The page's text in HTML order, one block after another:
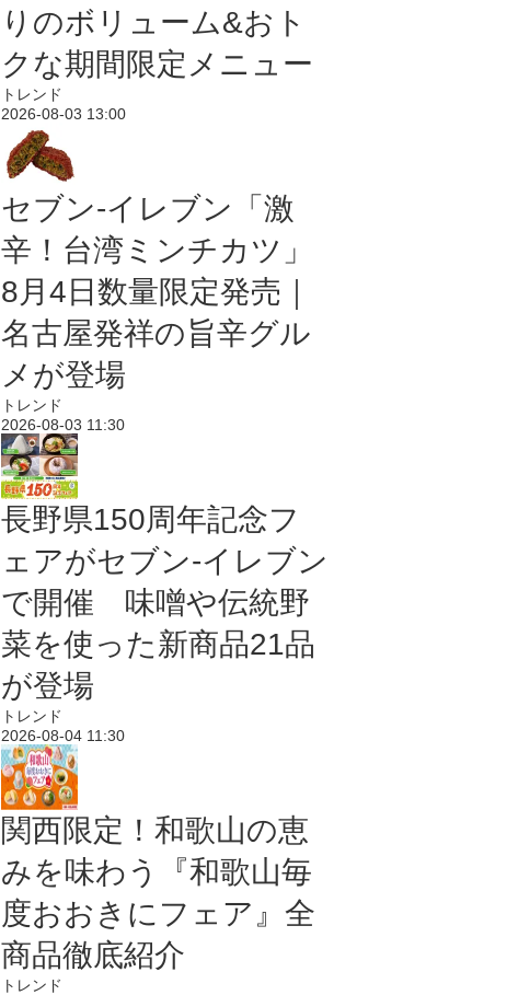
りのボリューム&おト
クな期間限定メニュー
トレンド
2026-08-03 13:00
セブン-イレブン「激
辛！台湾ミンチカツ」
8月4日数量限定発売｜
名古屋発祥の旨辛グル
メが登場
トレンド
2026-08-03 11:30
長野県150周年記念フ
ェアがセブン-イレブン
で開催 味噌や伝統野
菜を使った新商品21品
が登場
トレンド
2026-08-04 11:30
関西限定！和歌山の恵
みを味わう『和歌山毎
度おおきにフェア』全
商品徹底紹介
トレンド